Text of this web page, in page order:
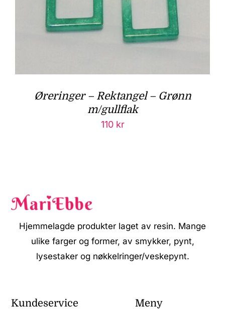
Øreringer – Rektangel – Grønn
m/gullflak
110 kr
Hjemmelagde produkter laget av resin. Mange
ulike farger og former, av smykker, pynt,
lysestaker og nøkkelringer/veskepynt.
Kundeservice Meny